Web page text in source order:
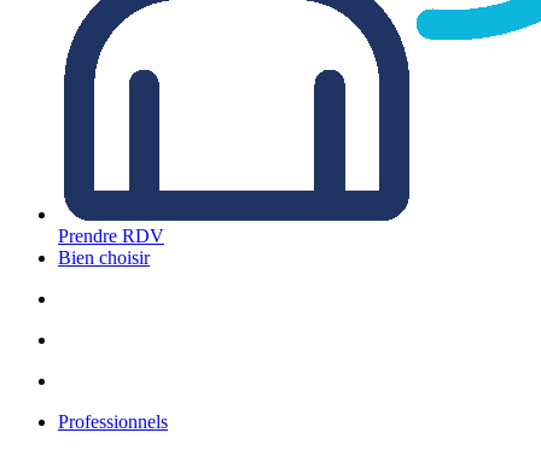
Prendre RDV
Bien choisir
Professionnels